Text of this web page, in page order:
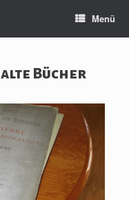
Menü
alte Bücher